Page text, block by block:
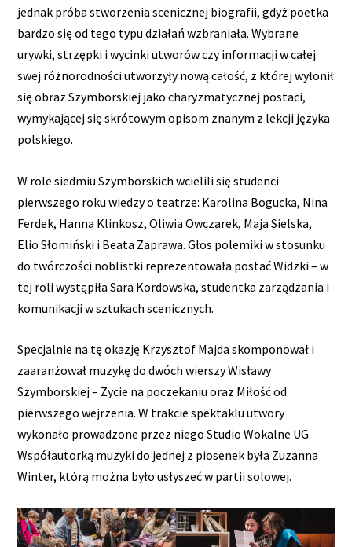
jednak próba stworzenia scenicznej biografii, gdyż poetka
bardzo się od tego typu działań wzbraniała. Wybrane
urywki, strzępki i wycinki utworów czy informacji w całej
swej różnorodności utworzyły nową całość, z której wyłonił
się obraz Szymborskiej jako charyzmatycznej postaci,
wymykającej się skrótowym opisom znanym z lekcji języka
polskiego.
W role siedmiu Szymborskich wcielili się studenci
pierwszego roku wiedzy o teatrze: Karolina Bogucka, Nina
Ferdek, Hanna Klinkosz, Oliwia Owczarek, Maja Sielska,
Elio Słomiński i Beata Zaprawa. Głos polemiki w stosunku
do twórczości noblistki reprezentowała postać Widzki – w
tej roli wystąpiła Sara Kordowska, studentka zarządzania i
komunikacji w sztukach scenicznych.
Specjalnie na tę okazję Krzysztof Majda skomponował i
zaaranżował muzykę do dwóch wierszy Wisławy
Szymborskiej – Życie na poczekaniu oraz Miłość od
pierwszego wejrzenia. W trakcie spektaklu utwory
wykonało prowadzone przez niego Studio Wokalne UG.
Współautorką muzyki do jednej z piosenek była Zuzanna
Winter, którą można było usłyszeć w partii solowej.